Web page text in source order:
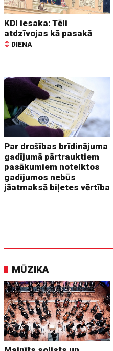
KDi iesaka: Tēli
atdzīvojas kā pasakā
© DIENA
Par drošības brīdinājuma
gadījumā pārtrauktiem
pasākumiem noteiktos
gadījumos nebūs
jāatmaksā biļetes vērtība
MŪZIKA